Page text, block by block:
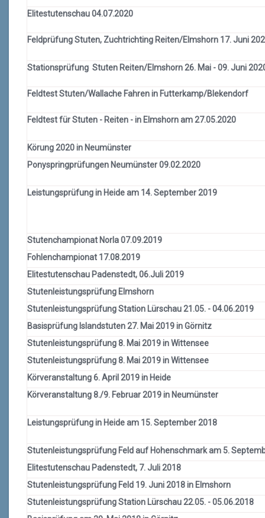
Elitestutenschau 04.07.2020
Feldprüfung Stuten, Zuchtrichting Reiten/Elmshorn 17. Juni
Stationsprüfung Stuten Reiten/Elmshorn 26. Mai - 09. Juni
Feldtest Stuten/Wallache Fahren in Futterkamp/Blekendorf
Feldtest für Stuten - Reiten - in Elmshorn am 27.05.2020
Körung 2020 in Neumünster
Ponyspringprüfungen Neumünster 09.02.2020
Leistungsprüfung in Heide am 14. September 2019
Stutenchampionat Norla 07.09.2019
Fohlenchampionat 17.08.2019
Elitestutenschau Padenstedt, 06.Juli 2019
Stutenleistungsprüfung Elmshorn
Stutenleistungsprüfung Station Lürschau 21.05. - 04.06.2019
Basisprüfung Islandstuten 27. Mai 2019 in Görnitz
Stutenleistungsprüfung 8. Mai 2019 in Wittensee
Stutenleistungsprüfung 8. Mai 2019 in Wittensee
Körveranstaltung 6. April 2019 in Heide
Körveranstaltung 8./9. Februar 2019 in Neumünster
Leistungsprüfung in Heide am 15. September 2018
Stutenleistungsprüfung Feld auf Hohenschmark am 5.
Elitestutenschau Padenstedt, 7. Juli 2018
Stutenleistungsprüfung Feld 19. Juni 2018 in Elmshorn
Stutenleistungsprüfung Station Lürschau 22.05. - 05.06.2018